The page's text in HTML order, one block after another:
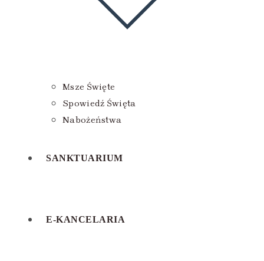
Msze Święte
Spowiedź Święta
Nabożeństwa
SANKTUARIUM
E-KANCELARIA